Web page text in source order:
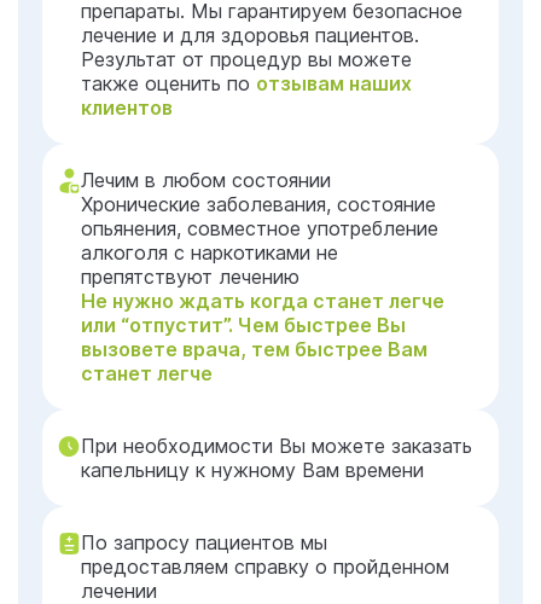
препараты. Мы гарантируем безопасное
лечение и для здоровья пациентов.
Результат от процедур вы можете
также оценить по отзывам наших
клиентов
Лечим в любом состоянии
Хронические заболевания, состояние
опьянения, совместное употребление
алкоголя с наркотиками не
препятствуют лечению
Не нужно ждать когда станет легче
или “отпустит”. Чем быстрее Вы
вызовете врача, тем быстрее Вам
станет легче
При необходимости Вы можете заказать
капельницу к нужному Вам времени
По запросу пациентов мы
предоставляем справку о пройденном
лечении